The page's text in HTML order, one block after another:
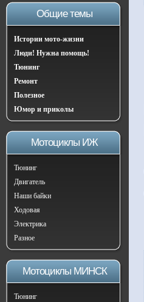
Общие темы
Истории мото-жизни
Люди! Нужна помощь!
Тюнинг
Ремонт
Полезное
Юмор и приколы
Мотоциклы ИЖ
Тюнинг
Двигатель
Наши байки
Ходовая
Электрика
Разное
Мотоциклы МИНСК
Тюнинг